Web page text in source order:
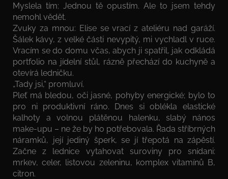
Myslela tím: Jednou tě opustím. Ale to jsem tehdy
nemohl vědět.
Zvuky za mnou: Elise se vrací z ateliéru nad garáží.
Šálek kávy, z velké části nevypitý, mi vychladl v ruce.
Vracím se do domu včas, abych ji spatřil, jak odkládá
portfolio na jídelní stůl, rázně přechází do kuchyně a
otevírá ledničku.
„Tady jsi,“ promluví.
Pleť má bledou, oči jasné, pohyby energické; bylo to
pro ni produktivní ráno. Dnes si oblékla elastické
kalhoty a volnou plátěnou halenku, slabý nános
make-upu – ne že by ho potřebovala. Řada stříbrných
náramků, její jediný šperk, se jí třepotá na zápěstí.
Začne z lednice vytahovat suroviny pro snídani:
mrkev, celer, listovou zeleninu, komplex vitamínů B,
citron.